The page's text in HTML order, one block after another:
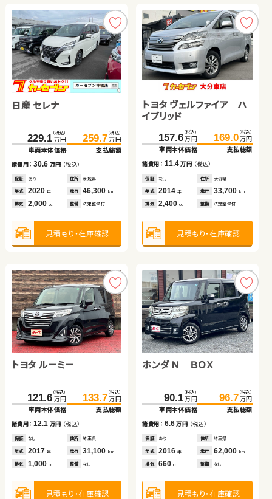
日産 セレナ
229.1 （税込）
万円
車両本体価格
259.7 （税込）
万円
支払総額
諸費用：30.6 万円 （税込）
保証 あり 住所 茨城県
年式 2020 年 走行 46,300 km
排気 2,000 cc 整備 法定整備付
見積もり・在庫確認
トヨタ ヴェルファイア ハ
イブリッド
157.6 （税込）
万円
車両本体価格
169.0 （税込）
万円
支払総額
諸費用： 11.4万円 （税込）
保証 なし 住所 大分県
年式 2014年 走行 33,700 km
排気 2,400cc 整備 法定整備付
見積もり・在庫確認
トヨタ ルーミー
121.6 （税込）
万円
車両本体価格
133.7 （税込）
万円
支払総額
諸費用：12.1 万円 （税込）
保証 なし 住所 埼玉県
年式 2017 年 走行 31,100 km
排気 1,000 cc 整備 なし
見積もり・在庫確認
ホンダ Ｎ ＢＯＸ
90.1 （税込）
万円
車両本体価格
96.7 （税込）
万円
支払総額
諸費用： 6.6万円 （税込）
保証 あり 住所 埼玉県
年式 2016年 走行 62,000 km
排気 660cc 整備 なし
見積もり・在庫確認
ホンダ フリード＋ ハイブ
リッド
248.0万円
車両本体価格
諸費用：14.3万円 （税込）
保証 あり 住所 埼玉県
排気 1,500cc 整備 法定整備付
ホンダ フィット ハイブリ
ッド
172.3万円
車両本体価格
諸費用：9.4 万円 （税込）
保証 あり 住所 埼玉県
排気 1,500cc 整備 なし
スズキ ワゴンＲ スマイル
121.6万円
車両本体価格
諸費用：7.9 万円 （税込）
保証 なし 住所 群馬県
排気 6,600cc 整備 なし
ダイハツ ムーヴ
109.0万円
車両本体価格
諸費用：6.5 万円 （税込）
保証 あり 住所 埼玉県
排気 660 整備 なし
トヨタ ノア ハイブリッド
179.7万円
車両本体価格
諸費用：8.8 万円 （税込）
保証 なし 住所 岡山県
排気 1,800cc 整備 法定整備付
ダイハツ タント
44.6万円
車両本体価格
諸費用：5.2 万円 （税込）
保証 あり 住所 青森県
排気 660 整備 法定整備付
ダイハツ タント
159.0万円
車両本体価格
諸費用：5.0 万円 （税込）
保証 あり 住所 大分県
排気 660 整備 法定整備付
ホンダ フィット
78.5（税込）
万円
車両本体価格
諸費用：11.9万円 （税込）
保証 あり 住所 青森県
排気 1,300cc 整備 法定整備付